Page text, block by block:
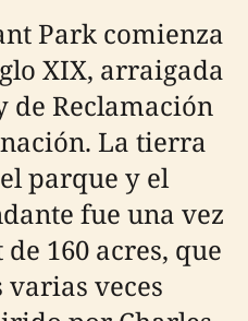
Park comienza
XIX, arraigada
de Reclamación
La tierra
parque y el
fue una vez
160 acres, que
veces